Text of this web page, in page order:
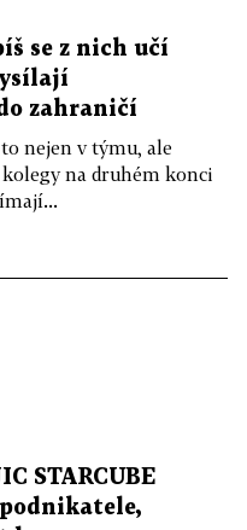
se z nich učí
zahraničí
nejen v týmu, ale
na druhém konci
STARCUBE